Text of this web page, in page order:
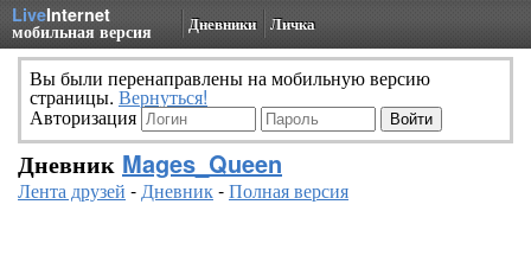
LiveInternet
мобильная версия Дневники Личка
Вы были перенаправлены на мобильную версию
страницы. Вернуться!
Авторизация
Дневник Mages_Queen
Лента друзей -Дневник-Полная версия